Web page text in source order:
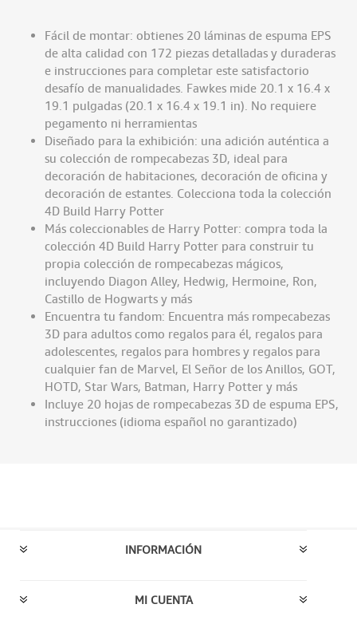
Fácil de montar: obtienes 20 láminas de espuma EPS
de alta calidad con 172 piezas detalladas y duraderas
e instrucciones para completar este satisfactorio
desafío de manualidades. Fawkes mide 20.1 x 16.4 x
19.1 pulgadas (20.1 x 16.4 x 19.1 in). No requiere
pegamento ni herramientas
Diseñado para la exhibición: una adición auténtica a
su colección de rompecabezas 3D, ideal para
decoración de habitaciones, decoración de oficina y
decoración de estantes. Colecciona toda la colección
4D Build Harry Potter
Más coleccionables de Harry Potter: compra toda la
colección 4D Build Harry Potter para construir tu
propia colección de rompecabezas mágicos,
incluyendo Diagon Alley, Hedwig, Hermoine, Ron,
Castillo de Hogwarts y más
Encuentra tu fandom: Encuentra más rompecabezas
3D para adultos como regalos para él, regalos para
adolescentes, regalos para hombres y regalos para
cualquier fan de Marvel, El Señor de los Anillos, GOT,
HOTD, Star Wars, Batman, Harry Potter y más
Incluye 20 hojas de rompecabezas 3D de espuma EPS,
instrucciones (idioma español no garantizado)
INFORMACIÓN
MI CUENTA